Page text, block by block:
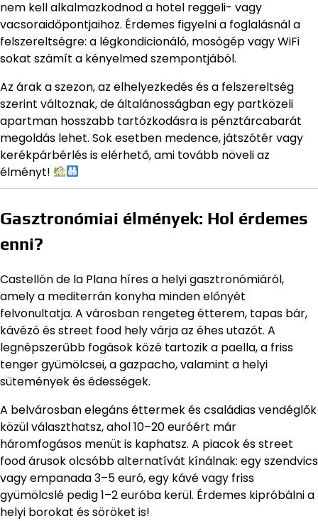
nem kell alkalmazkodnod a hotel reggeli- vagy
vacsoraidőpontjaihoz. Érdemes figyelni a foglalásnál a
felszereltségre: a légkondicionáló, mosógép vagy WiFi
sokat számít a kényelmed szempontjából.
Az árak a szezon, az elhelyezkedés és a felszereltség
szerint változnak, de általánosságban egy partközeli
apartman hosszabb tartózkodásra is pénztárcabarát
megoldás lehet. Sok esetben medence, játszótér vagy
kerékpárbérlés is elérhető, ami tovább növeli az
élményt!
Gasztronómiai élmények: Hol érdemes
enni?
Castellón de la Plana híres a helyi gasztronómiáról,
amely a mediterrán konyha minden előnyét
felvonultatja. A városban rengeteg étterem, tapas bár,
kávézó és street food hely várja az éhes utazót. A
legnépszerűbb fogások közé tartozik a paella, a friss
tenger gyümölcsei, a gazpacho, valamint a helyi
sütemények és édességek.
A belvárosban elegáns éttermek és családias vendéglők
közül választhatsz, ahol 10–20 euróért már
háromfogásos menüt is kaphatsz. A piacok és street
food árusok olcsóbb alternatívát kínálnak: egy szendvics
vagy empanada 3–5 euró, egy kávé vagy friss
gyümölcslé pedig 1–2 euróba kerül. Érdemes kipróbálni a
helyi borokat és söröket is!